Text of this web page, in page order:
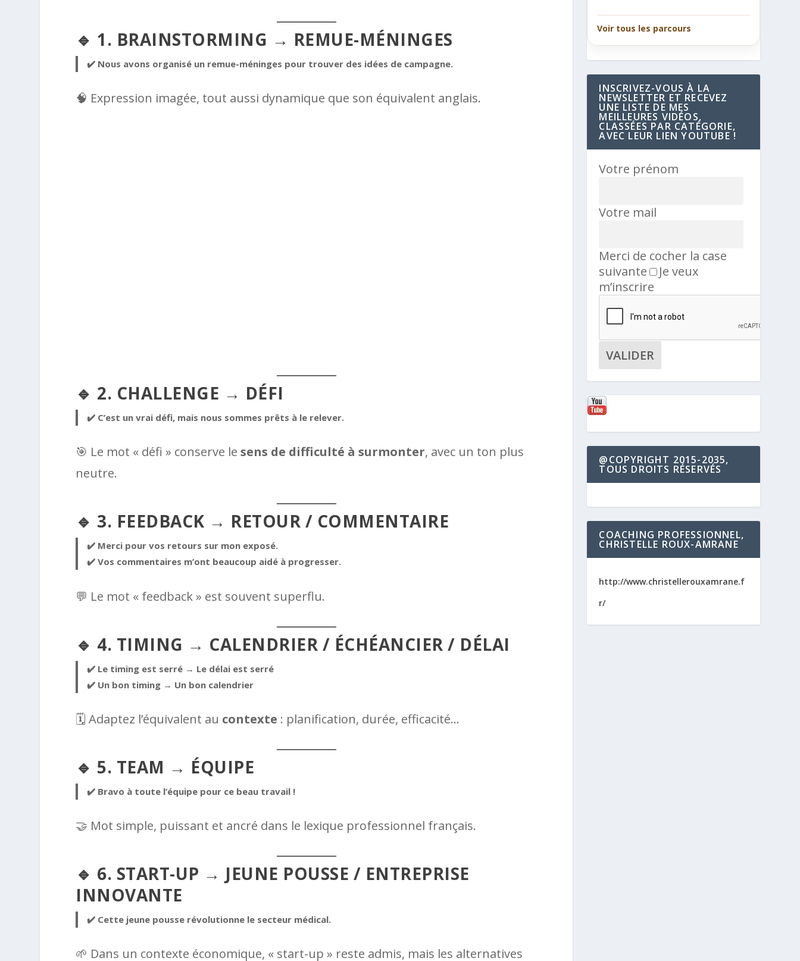
🔹 1. BRAINSTORMING → REMUE-MÉNINGES
✔️ Nous avons organisé un remue-méninges pour trouver des idées de campagne.
🧠 Expression imagée, tout aussi dynamique que son équivalent anglais.
🔹 2. CHALLENGE → DÉFI
✔️ C’est un vrai défi, mais nous sommes prêts à le relever.
🎯 Le mot « défi » conserve lesens de difficulté à surmonter, avec un ton plus
neutre.
🔹 3. FEEDBACK → RETOUR / COMMENTAIRE
✔️ Merci pour vos retours sur mon exposé.
✔️ Vos commentaires m’ont beaucoup aidé à progresser.
💬 Le mot « feedback » est souvent superflu.
🔹 4. TIMING → CALENDRIER / ÉCHÉANCIER / DÉLAI
✔️ Le timing est serré → Le délai est serré
✔️ Un bon timing → Un bon calendrier
🗓️ Adaptez l’équivalent au contexte : planification, durée, efficacité…
🔹 5. TEAM → ÉQUIPE
✔️ Bravo à toute l’équipe pour ce beau travail !
🤝 Mot simple, puissant et ancré dans le lexique professionnel français.
🔹 6. START-UP → JEUNE POUSSE / ENTREPRISE
INNOVANTE
✔️ Cette jeune pousse révolutionne le secteur médical.
🌱 Dans un contexte économique, « start-up » reste admis, mais les alternatives
Voir tous les parcours
INSCRIVEZ-VOUS À LA
NEWSLETTER ET RECEVEZ
UNE LISTE DE MES
MEILLEURES VIDÉOS,
CLASSÉES PAR CATÉGORIE,
AVEC LEUR LIEN YOUTUBE !
Votre prénom
Votre mail
Merci de cocher la case
suivante
Je veux
m’inscrire
@COPYRIGHT 2015-2035,
TOUS DROITS RÉSERVÉS
COACHING PROFESSIONNEL,
CHRISTELLE ROUX-AMRANE
http://www.christellerouxamrane.f
r/